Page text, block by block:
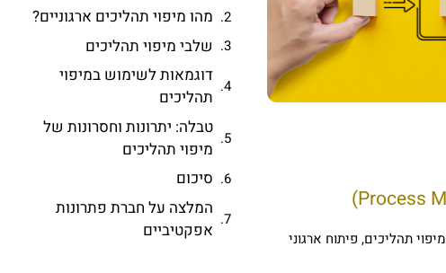
מיפוי תהליכים, פיתוח ארגוני
מהו מיפוי תהליכים ארגוניים?
שלבי מיפוי תהליכים
דוגמאות לשימוש במיפוי
תהליכים
טבלה: יתרונות וחסרונות של
מיפוי תהליכים
סיכום
המלצה על חברת פתרונות
אפקטיביים